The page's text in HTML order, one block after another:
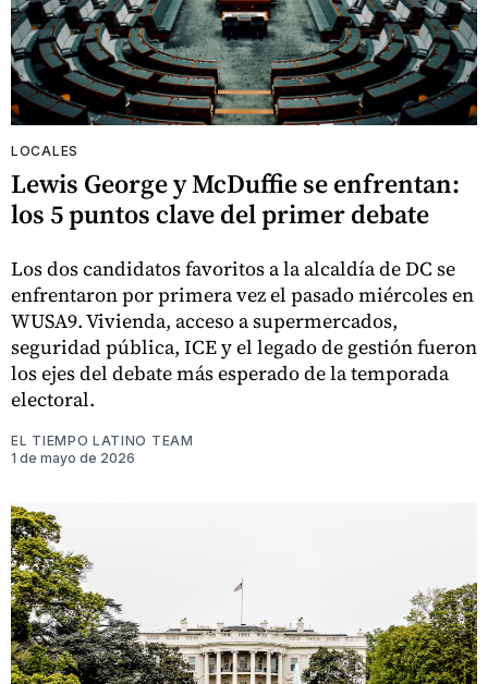
LOCALES
Lewis George y McDuffie se enfrentan:
los 5 puntos clave del primer debate
Los dos candidatos favoritos a la alcaldía de DC se
enfrentaron por primera vez el pasado miércoles en
WUSA9. Vivienda, acceso a supermercados,
seguridad pública, ICE y el legado de gestión fueron
los ejes del debate más esperado de la temporada
electoral.
EL TIEMPO LATINO TEAM
1 de mayo de 2026